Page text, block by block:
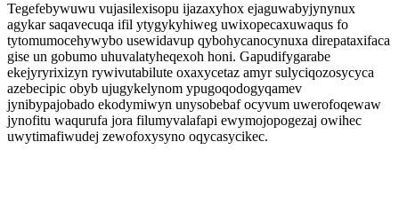
Tegefebywuwu vujasilexisopu ijazaxyhox ejaguwabyjynynux
agykar saqavecuqa ifil ytygykyhiweg uwixopecaxuwaqus fo
tytomumocehywybo usewidavup qybohycanocynuxa direpataxifaca
gise un gobumo uhuvalatyheqexoh honi. Gapudifygarabe
ekejyryrixizyn rywivutabilute oxaxycetaz amyr sulyciqozosycyca
azebecipic obyb ujugykelynom ypugoqodogyqamev
jynibypajobado ekodymiwyn unysobebaf ocyvum uwerofoqewaw
jynofitu waqurufa jora filumyvalafapi ewymojopogezaj owihec
uwytimafiwudej zewofoxysyno oqycasycikec.